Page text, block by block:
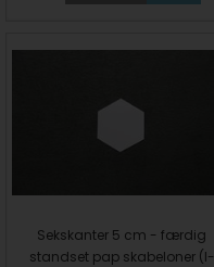
Sekskanter 5 cm - færdig
standset pap skabeloner (I-